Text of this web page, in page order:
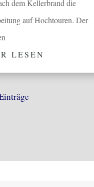
dem Kellerbrand die
auf Hochtouren. Der
LESEN